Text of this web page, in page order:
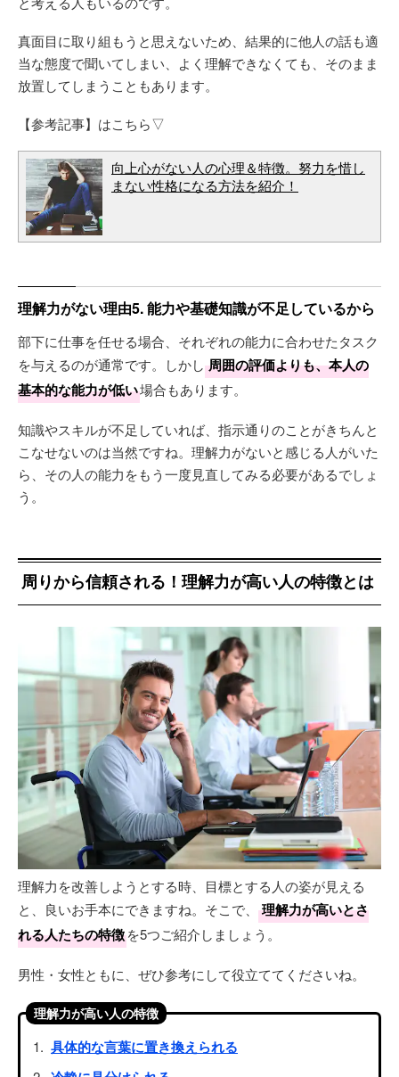
真面目に取り組もうと思えないため、結果的に他人の話も適
当な態度で聞いてしまい、よく理解できなくても、そのまま
放置してしまうこともあります。
【参考記事】はこちら▽
向上心がない人の心理＆特徴。努力を惜し
まない性格になる方法を紹介！
理解力がない理由5. 能力や基礎知識が不足しているから
部下に仕事を任せる場合、それぞれの能力に合わせたタスク
を与えるのが通常です。しかし 周囲の評価よりも、本人の
基本的な能力が低い場合もあります。
知識やスキルが不足していれば、指示通りのことがきちんと
こなせないのは当然ですね。理解力がないと感じる人がいた
ら、その人の能力をもう一度見直してみる必要があるでしょ
う。
周りから信頼される！理解力が高い人の特徴とは
理解力を改善しようとする時、目標とする人の姿が見える
と、良いお手本にできますね。そこで、
理解力が高いとさ
れる人たちの特徴を5つご紹介しましょう。
男性・女性ともに、ぜひ参考にして役立ててくださいね。
理解力が高い人の特徴
具体的な言葉に置き換えられる